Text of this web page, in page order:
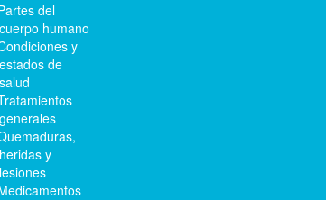
del
cuerpo humano
y
estados de
salud
generales
heridas y
lesiones